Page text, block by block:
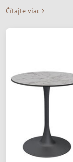
Čítajte viac